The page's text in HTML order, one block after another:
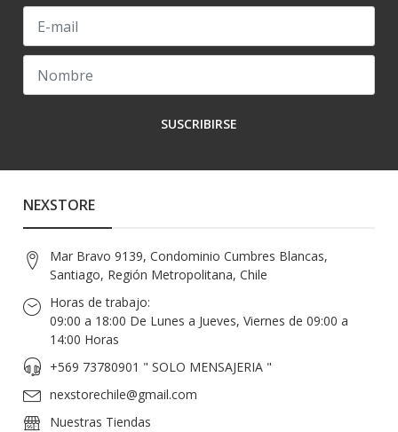
SUSCRIBIRSE
NEXSTORE
Mar Bravo 9139, Condominio Cumbres Blancas,
Santiago, Región Metropolitana, Chile
Horas de trabajo:
09:00 a 18:00 De Lunes a Jueves, Viernes de 09:00 a
14:00 Horas
+569 73780901 " SOLO MENSAJERIA "
nexstorechile@gmail.com
Nuestras Tiendas